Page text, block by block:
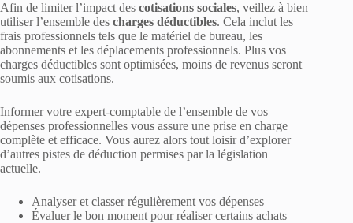
Afin de limiter l’impact des cotisations sociales, veillez à bien
utiliser l’ensemble des charges déductibles. Cela inclut les
frais professionnels tels que le matériel de bureau, les
abonnements et les déplacements professionnels. Plus vos
charges déductibles sont optimisées, moins de revenus seront
soumis aux cotisations.
Informer votre expert-comptable de l’ensemble de vos
dépenses professionnelles vous assure une prise en charge
complète et efficace. Vous aurez alors tout loisir d’explorer
d’autres pistes de déduction permises par la législation
actuelle.
Analyser et classer régulièrement vos dépenses
Évaluer le bon moment pour réaliser certains achats